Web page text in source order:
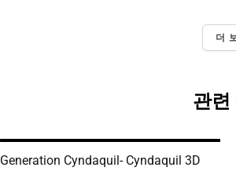
더
관련
Generation Cyndaquil- Cyndaquil 3D